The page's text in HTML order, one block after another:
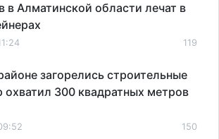
в Алматинской области лечат в
119
загорелись строительные
300 квадратных метров
150